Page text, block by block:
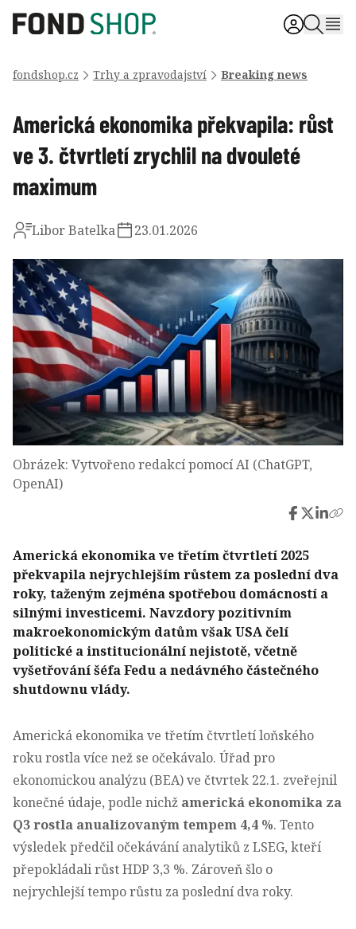
fondshop.cz Trhy a zpravodajství Breaking news
Americká ekonomika překvapila: růst
ve 3. čtvrtletí zrychlil na dvouleté
maximum
Libor Batelka 23.01.2026
Obrázek: Vytvořeno redakcí pomocí AI (ChatGPT,
OpenAI)
Americká ekonomika ve třetím čtvrtletí 2025
překvapila nejrychlejším růstem za poslední dva
roky, taženým zejména spotřebou domácností a
silnými investicemi. Navzdory pozitivním
makroekonomickým datům však USA čelí
politické a institucionální nejistotě, včetně
vyšetřování šéfa Fedu a nedávného částečného
shutdownu vlády.
Americká ekonomika ve třetím čtvrtletí loňského
roku rostla více než se očekávalo. Úřad pro
ekonomickou analýzu (BEA) ve čtvrtek 22.1. zveřejnil
konečné údaje, podle nichž americká ekonomika za
Q3 rostla anualizovaným tempem 4,4 %. Tento
výsledek předčil očekávání analytiků z LSEG, kteří
přepokládali růst HDP 3,3 %. Zároveň šlo o
nejrychlejší tempo růstu za poslední dva roky.